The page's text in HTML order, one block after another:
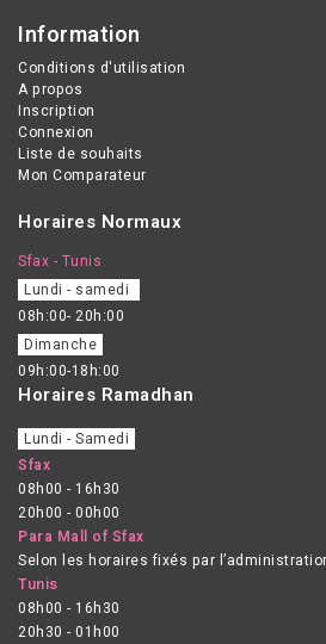
Information
Conditions d'utilisation
A propos
Inscription
Connexion
Liste de souhaits
Mon Comparateur
Horaires Normaux
Sfax - Tunis
Lundi - samedi
08h:00- 20h:00
Dimanche
09h:00-18h:00
Horaires Ramadhan
Lundi - Samedi
Sfax
08h00 - 16h30
20h00 - 00h00
Para Mall of Sfax
Selon les horaires fixés par
Tunis
08h00 - 16h30
20h30 - 01h00